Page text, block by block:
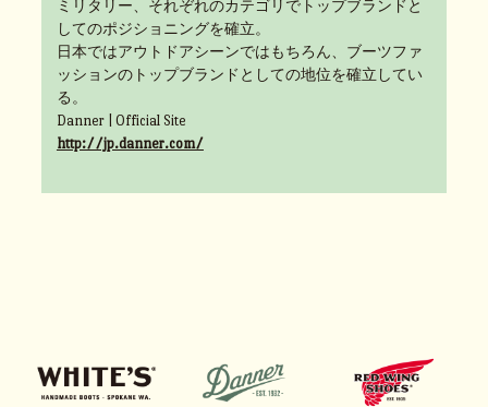
ミリタリー、それぞれのカテゴリでトップブランドと
してのポジショニングを確立。
日本ではアウトドアシーンではもちろん、ブーツファ
ッションのトップブランドとしての地位を確立してい
る。
Danner | Official Site
http://jp.danner.com/